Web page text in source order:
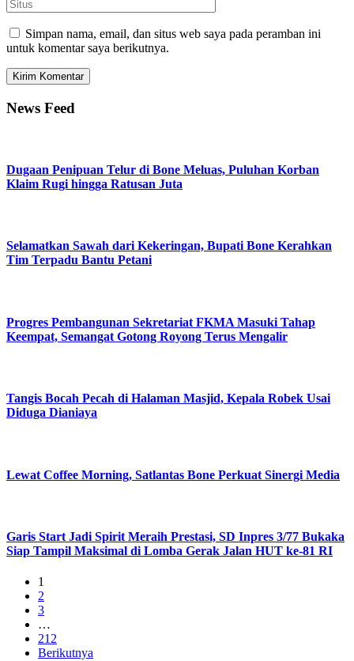
Simpan nama, email, dan situs web saya pada peramban ini
untuk komentar saya berikutnya.
News Feed
Dugaan Penipuan Telur di Bone Meluas, Puluhan Korban
Klaim Rugi hingga Ratusan Juta
Selamatkan Sawah dari Kekeringan, Bupati Bone Kerahkan
Tim Terpadu Bantu Petani
Progres Pembangunan Sekretariat FKMA Masuki Tahap
Keempat, Semangat Gotong Royong Terus Mengalir
Tangis Bocah Pecah di Halaman Masjid, Kepala Robek Usai
Diduga Dianiaya
Lewat Coffee Morning, Satlantas Bone Perkuat Sinergi Media
Garis Start Jadi Spirit Meraih Prestasi, SD Inpres 3/77 Bukaka
Siap Tampil Maksimal di Lomba Gerak Jalan HUT ke-81 RI
1
2
3
…
212
Berikutnya